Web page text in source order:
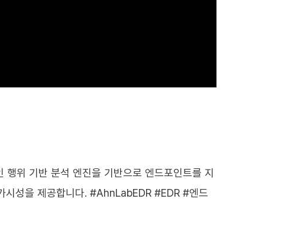
위 기반 분석 엔진을 기반으로 엔드포인트를 지
시성을 제공합니다. #AhnLabEDR #EDR #엔드